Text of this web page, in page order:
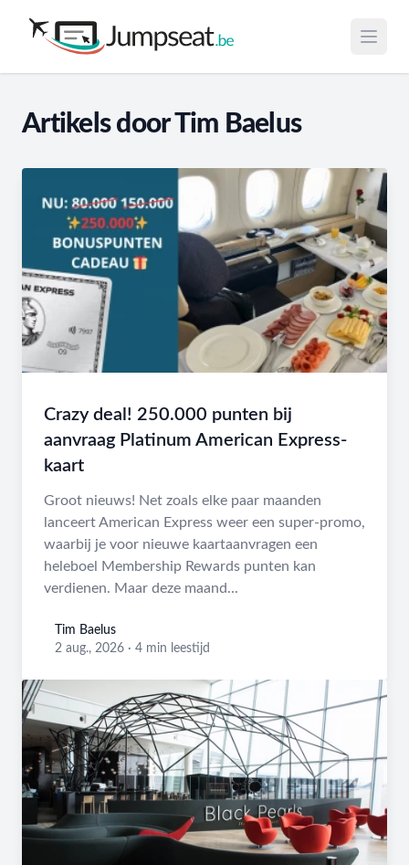
Open
Artikels door Tim Baelus
Crazy deal! 250.000 punten bij
aanvraag Platinum American Express-
kaart
Groot nieuws! Net zoals elke paar maanden
lanceert American Express weer een super-promo,
waarbij je voor nieuwe kaartaanvragen een
heleboel Membership Rewards punten kan
verdienen. Maar deze maand...
Tim Baelus
Tim Baelus
2 aug., 2026 · 4 min leestijd